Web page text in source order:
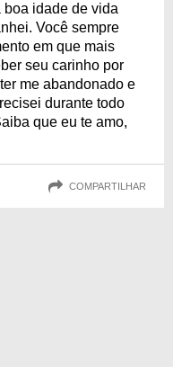
idade de vida
Você sempre
em que mais
seu carinho por
me abandonado e
durante todo
que eu te amo,
COMPARTILHAR